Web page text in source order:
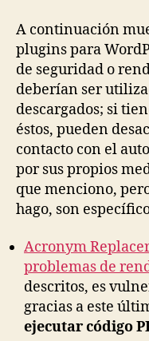
A continuación
plugins para
de seguridad o
deberían ser
descargados; si
éstos, pueden
contacto con el
por sus propios
que menciono,
hago, son
Acronym
problemas de
descritos, es
gracias a este
ejecutar código